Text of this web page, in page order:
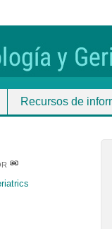
Recursos de